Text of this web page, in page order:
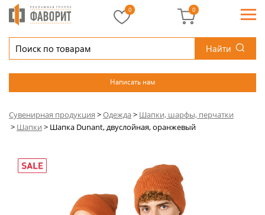
Найти
Написать нам
0 0
Сувенирная продукция >Одежда> Шапки, шарфы, перчатки
> Шапки > Шапка Dunant, двуслойная, оранжевый